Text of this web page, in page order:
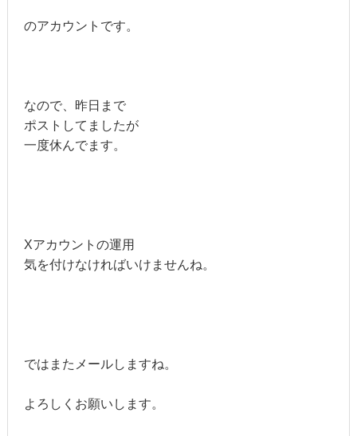
のアカウントです。
なので、昨日まで
ポストしてましたが
一度休んでます。
Xアカウントの運用
気を付けなければいけませんね。
ではまたメールしますね。
よろしくお願いします。